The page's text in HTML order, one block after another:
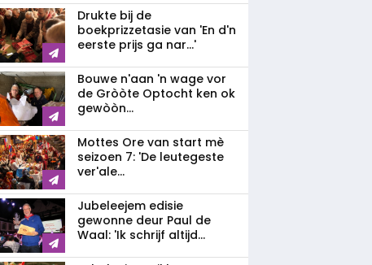
Drukte bij de
boekprizzetasie van 'En d'n
eerste prijs ga nar...'
Bouwe n'aan 'n wage vor
de Gròòte Optocht ken ok
gewòòn...
Mottes Ore van start mè
seizoen 7: 'De leutegeste
ver'ale...
Jubeleejem edisie
gewonne deur Paul de
Waal: 'Ik schrijf altijd...